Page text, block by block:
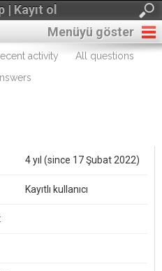
| Kayıt ol
Menüyü göster
activity
All questions
4 yıl (since 17 Şubat 2022)
Kayıtlı kullanıcı